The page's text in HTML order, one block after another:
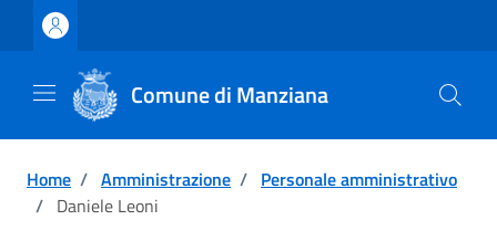
Vai ai contenuti
Vai al footer
Comune di Manziana
Home / Amministrazione / Personale amministrativo
/ Daniele Leoni